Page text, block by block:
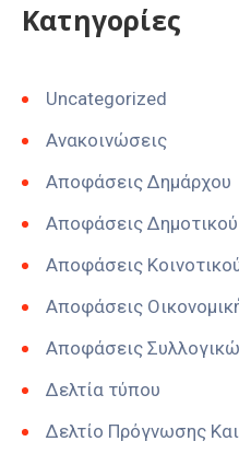
Kατηγορίες
Uncategorized
Ανακοινώσεις
Αποφάσεις Δημάρχου
Αποφάσεις
Αποφάσεις
Αποφάσεις
Αποφάσεις
Δελτία τύπου
Δελτίο Πρόγνωσης